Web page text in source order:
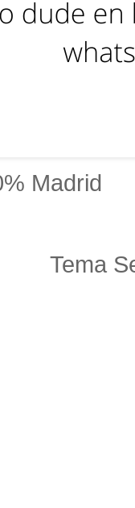
Madrid
Tema